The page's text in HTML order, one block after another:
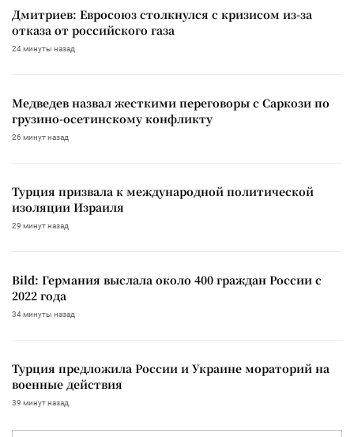
Дмитриев: Евросоюз столкнулся с кризисом из-за
отказа от российского газа
24 минуты назад
Медведев назвал жесткими переговоры с Саркози по
грузино-осетинскому конфликту
26 минут назад
Турция призвала к международной политической
изоляции Израиля
29 минут назад
Bild: Германия выслала около 400 граждан России с
2022 года
34 минуты назад
Турция предложила России и Украине мораторий на
военные действия
39 минут назад